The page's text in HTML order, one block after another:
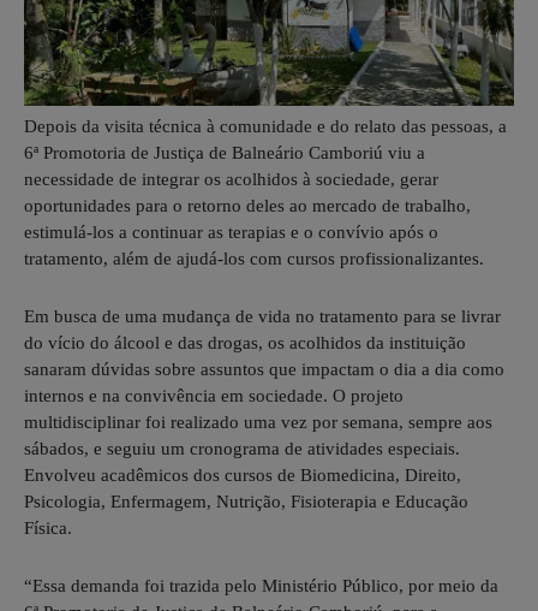
Depois da visita técnica à comunidade e do relato das pessoas, a
6ª Promotoria de Justiça de Balneário Camboriú viu a
necessidade de integrar os acolhidos à sociedade, gerar
oportunidades para o retorno deles ao mercado de trabalho,
estimulá-los a continuar as terapias e o convívio após o
tratamento, além de ajudá-los com cursos profissionalizantes.
Em busca de uma mudança de vida no tratamento para se livrar
do vício do álcool e das drogas, os acolhidos da instituição
sanaram dúvidas sobre assuntos que impactam o dia a dia como
internos e na convivência em sociedade. O projeto
multidisciplinar foi realizado uma vez por semana, sempre aos
sábados, e seguiu um cronograma de atividades especiais.
Envolveu acadêmicos dos cursos de Biomedicina, Direito,
Psicologia, Enfermagem, Nutrição, Fisioterapia e Educação
Física.
“Essa demanda foi trazida pelo Ministério Público, por meio da